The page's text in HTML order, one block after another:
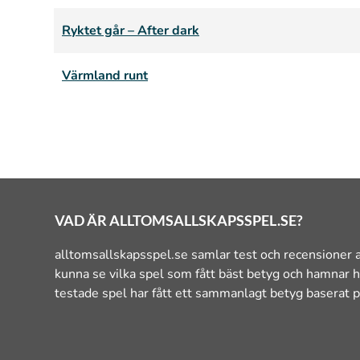
Ryktet går – After dark
Värmland runt
VAD ÄR ALLTOMSALLSKAPSSPEL.SE?
alltomsallskapsspel.se samlar test och recensioner
kunna se vilka spel som fått bäst betyg och hamnar
testade spel har fått ett sammanlagt betyg baserat